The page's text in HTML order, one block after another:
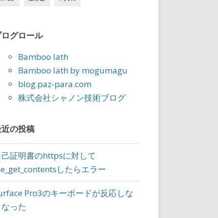
グロール
Bamboo lath
Bamboo lath by mogumagu
blog.paz-para.com
株式会社シャノン技術ブログ
の投稿
証明書のhttpsに対して
したらエラー
Pro3のキーボードが反応しな
った